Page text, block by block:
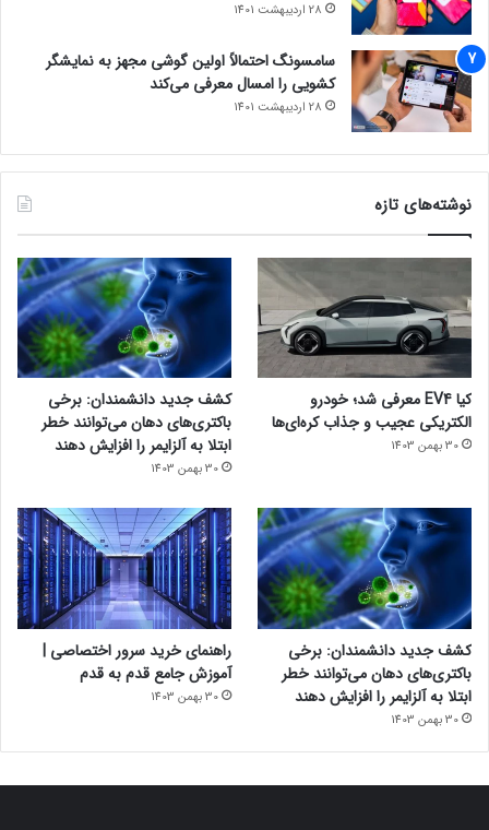
28 اردیبهشت 1401
سامسونگ احتمالاً اولین گوشی مجهز به نمایشگر
کشویی را امسال معرفی می‌کند
28 اردیبهشت 1401
نوشته‌های تازه
کیا EV4 معرفی شد؛ خودرو
الکتریکی عجیب و جذاب کره‌ای‌ها
30 بهمن 1403
کشف جدید دانشمندان: برخی
باکتری‌های دهان می‌توانند خطر
ابتلا به آلزایمر را افزایش دهند
30 بهمن 1403
کشف جدید دانشمندان: برخی
باکتری‌های دهان می‌توانند خطر
ابتلا به آلزایمر را افزایش دهند
30 بهمن 1403
راهنمای خرید سرور اختصاصی |
آموزش جامع قدم به قدم
30 بهمن 1403